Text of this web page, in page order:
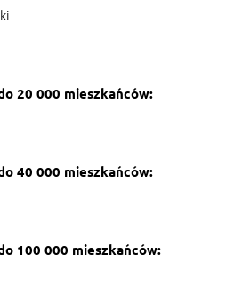
20 000 mieszkańców:
40 000 mieszkańców:
100 000 mieszkańców: